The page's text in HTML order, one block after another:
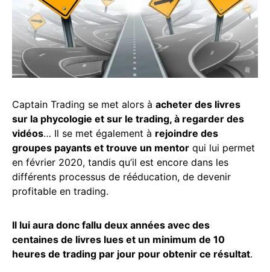
Captain Trading se met alors à acheter des livres
sur la phycologie et sur le trading, à regarder des
vidéos… Il se met également à rejoindre des
groupes payants et trouve un mentor qui lui permet
en février 2020, tandis qu’il est encore dans les
différents processus de rééducation, de devenir
profitable en trading.
Il lui aura donc fallu deux années avec des
centaines de livres lues et un minimum de 10
heures de trading par jour pour obtenir ce résultat.